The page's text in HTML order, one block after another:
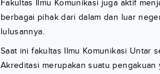
Fakultas Ilmu Komunikasi juga aktif
berbagai pihak dari dalam dan luar
lulusannya.
Saat ini fakultas Ilmu Komunikasi Untar
Akreditasi merupakan suatu